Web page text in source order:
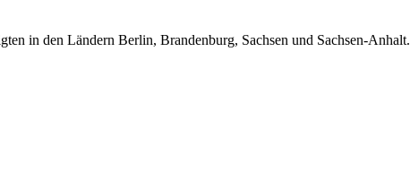
in den Ländern Berlin, Brandenburg, Sachsen und Sachsen-Anhalt.